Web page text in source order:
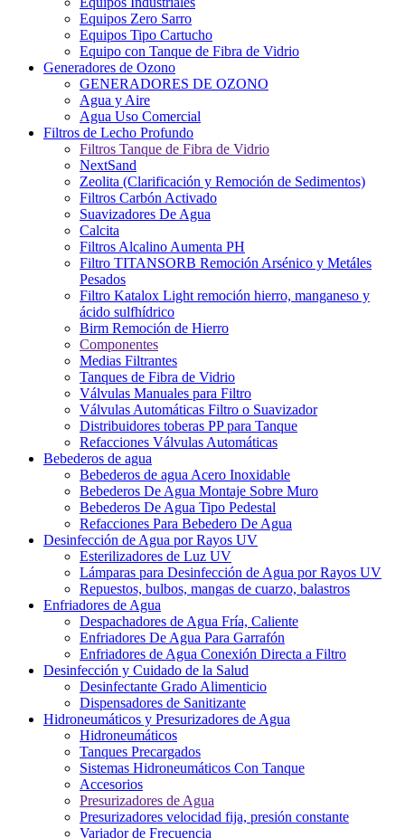
Equipos Zero Sarro
Equipos Tipo Cartucho
Equipo con Tanque de Fibra de Vidrio
Generadores de Ozono
GENERADORES DE OZONO
Agua y Aire
Agua Uso Comercial
Filtros de Lecho Profundo
Filtros Tanque de Fibra de Vidrio
NextSand
Zeolita (Clarificación y Remoción de Sedimentos)
Filtros Carbón Activado
Suavizadores De Agua
Calcita
Filtros Alcalino Aumenta PH
Filtro TITANSORB Remoción Arsénico y Metáles
Pesados
Filtro Katalox Light remoción hierro, manganeso y
ácido sulfhídrico
Birm Remoción de Hierro
Componentes
Medias Filtrantes
Tanques de Fibra de Vidrio
Válvulas Manuales para Filtro
Válvulas Automáticas Filtro o Suavizador
Distribuidores toberas PP para Tanque
Refacciones Válvulas Automáticas
Bebederos de agua
Bebederos de agua Acero Inoxidable
Bebederos De Agua Montaje Sobre Muro
Bebederos De Agua Tipo Pedestal
Refacciones Para Bebedero De Agua
Desinfección de Agua por Rayos UV
Esterilizadores de Luz UV
Lámparas para Desinfección de Agua por Rayos UV
Repuestos, bulbos, mangas de cuarzo, balastros
Enfriadores de Agua
Despachadores de Agua Fría, Caliente
Enfriadores De Agua Para Garrafón
Enfriadores de Agua Conexión Directa a Filtro
Desinfección y Cuidado de la Salud
Desinfectante Grado Alimenticio
Dispensadores de Sanitizante
Hidroneumáticos y Presurizadores de Agua
Hidroneumáticos
Tanques Precargados
Sistemas Hidroneumáticos Con Tanque
Accesorios
Presurizadores de Agua
Presurizadores velocidad fija, presión constante
Variador de Frecuencia